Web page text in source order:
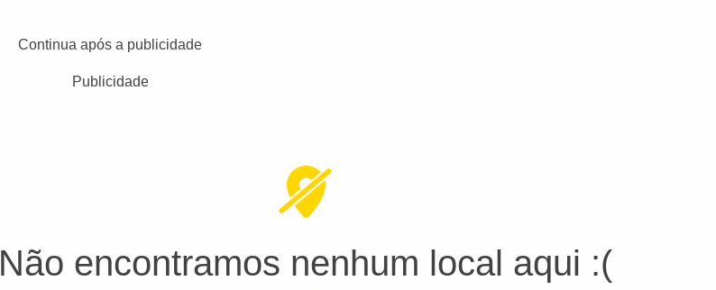
Continua após a publicidade
Publicidade
Não encontramos nenhum local aqui :(